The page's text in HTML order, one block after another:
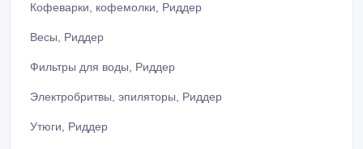
Кофеварки, кофемолки, Риддер
Весы, Риддер
Фильтры для воды, Риддер
Электробритвы, эпиляторы, Риддер
Утюги, Риддер